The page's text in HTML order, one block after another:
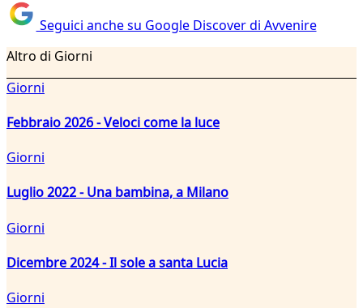
Seguici anche su Google Discover di Avvenire
Altro di Giorni
Giorni
Febbraio 2026 - Veloci come la luce
Giorni
Luglio 2022 - Una bambina, a Milano
Giorni
Dicembre 2024 - Il sole a santa Lucia
Giorni